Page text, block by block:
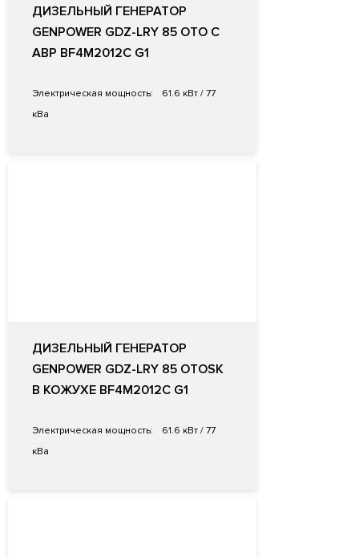
ДИЗЕЛЬНЫЙ ГЕНЕРАТОР
GENPOWER GDZ-LRY 85 OTO С
АВР BF4M2012C G1
Электрическая мощность:
61.6 кВт / 77
кВа
ДИЗЕЛЬНЫЙ ГЕНЕРАТОР
GENPOWER GDZ-LRY 85 OTOSK
В КОЖУХЕ BF4M2012C G1
Электрическая мощность:
61.6 кВт / 77
кВа